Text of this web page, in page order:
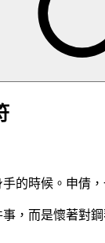
的時候。申倩
，而是懷著對